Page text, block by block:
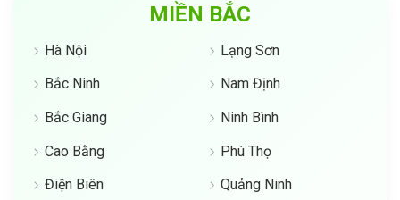
MIỀN BẮC
Hà Nội
Bắc Ninh
Bắc Giang
Cao Bằng
Điện Biên
Lạng Sơn
Nam Định
Ninh Bình
Phú Thọ
Quảng Ninh